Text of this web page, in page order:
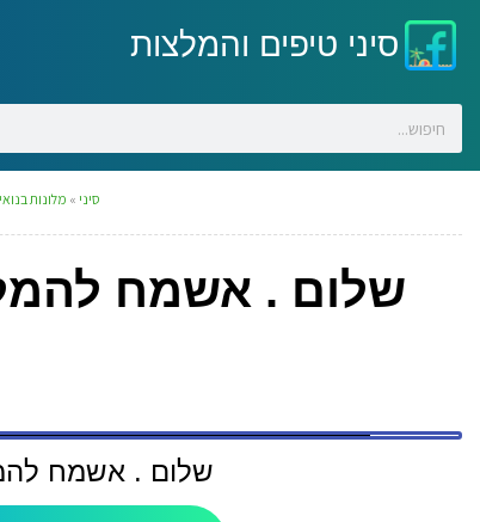
סיני טיפים והמלצות
סיני » מלונות
שלום . אשמח
שלום . אשמח